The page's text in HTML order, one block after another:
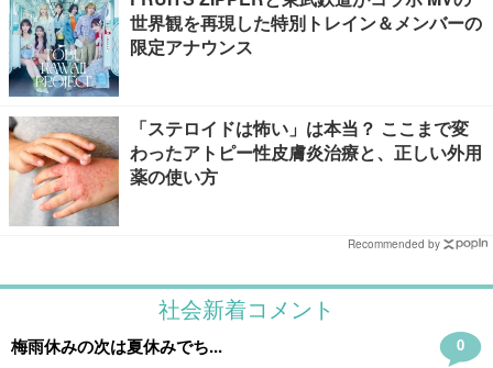
世界観を再現した特別トレイン＆メンバーの
限定アナウンス
「ステロイドは怖い」は本当？ ここまで変
わったアトピー性皮膚炎治療と、正しい外用
薬の使い方
Recommended by